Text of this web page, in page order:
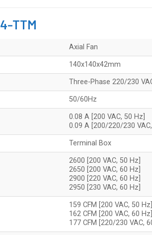
TTM
Axial Fan
140x140x42mm
Three-Phase 220/230
50/60Hz
0.08 A [200 VAC, 50 Hz]
0.09 A [200/220/230 VAC,
Terminal Box
2600 [200 VAC, 50 Hz]
2650 [200 VAC, 60 Hz]
2900 [220 VAC, 60 Hz]
2950 [230 VAC, 60 Hz]
159 CFM [200 VAC, 50 Hz]
162 CFM [200 VAC, 60 Hz]
177 CFM [220/230 VAC,